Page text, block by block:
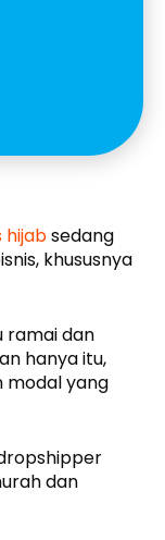
hijabsedang
khususnya
ramai dan
hanya itu,
modal yang
dan